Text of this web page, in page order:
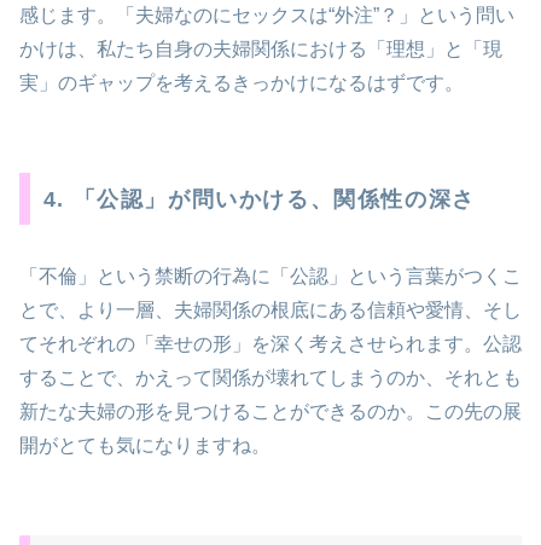
感じます。「夫婦なのにセックスは“外注”？」という問い
かけは、私たち自身の夫婦関係における「理想」と「現
実」のギャップを考えるきっかけになるはずです。
4. 「公認」が問いかける、関係性の深さ
「不倫」という禁断の行為に「公認」という言葉がつくこ
とで、より一層、夫婦関係の根底にある信頼や愛情、そし
てそれぞれの「幸せの形」を深く考えさせられます。公認
することで、かえって関係が壊れてしまうのか、それとも
新たな夫婦の形を見つけることができるのか。この先の展
開がとても気になりますね。